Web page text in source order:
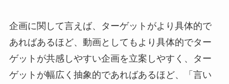
企画に関して言えば、ターゲットがより具体的で
あればあるほど、動画としてもより具体的でター
ゲットが共感しやすい企画を立案しやすく、ター
ゲットが幅広く抽象的であればあるほど、「言い